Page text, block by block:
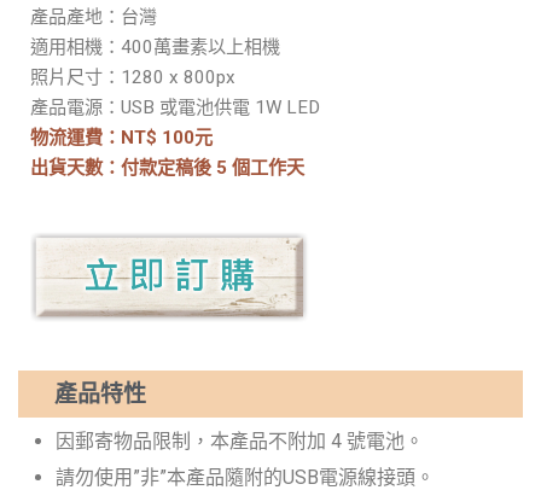
產品產地：台灣
適用相機：400萬畫素以上相機
照片尺寸：1280 x 800px
產品電源：USB 或電池供電 1W LED
物流運費：NT$ 100元
出貨天數：付款定稿後 5 個工作天
產品特性
因郵寄物品限制，本產品不附加 4 號電池。
請勿使用”非”本產品隨附的USB電源線接頭。